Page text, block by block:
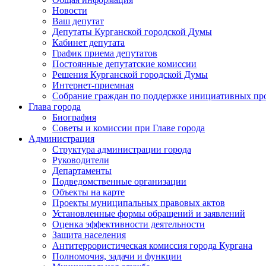
Новости
Ваш депутат
Депутаты Курганской городской Думы
Кабинет депутата
График приема депутатов
Постоянные депутатские комиссии
Решения Курганской городской Думы
Интернет-приемная
Собрание граждан по поддержке инициативных
Глава города
Биография
Советы и комиссии при Главе города
Администрация
Структура администрации города
Руководители
Департаменты
Подведомственные организации
Объекты на карте
Проекты муниципальных правовых актов
Установленные формы обращений и заявлений
Оценка эффективности деятельности
Защита населения
Антитеррористическая комиссия города Кургана
Полномочия, задачи и функции